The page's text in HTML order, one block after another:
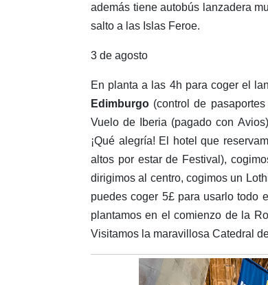
además tiene autobús lanzadera
salto a las Islas Feroe.
3 de agosto
En planta a las 4h para coger el
Edimburgo (control de
Vuelo de Iberia (pagado con
¡Qué alegría! El hotel que
altos por estar de Festival),
dirigimos al centro, cogimos un
puedes coger 5£ para usarlo todo
plantamos en el comienzo de la
Visitamos la maravillosa Catedral